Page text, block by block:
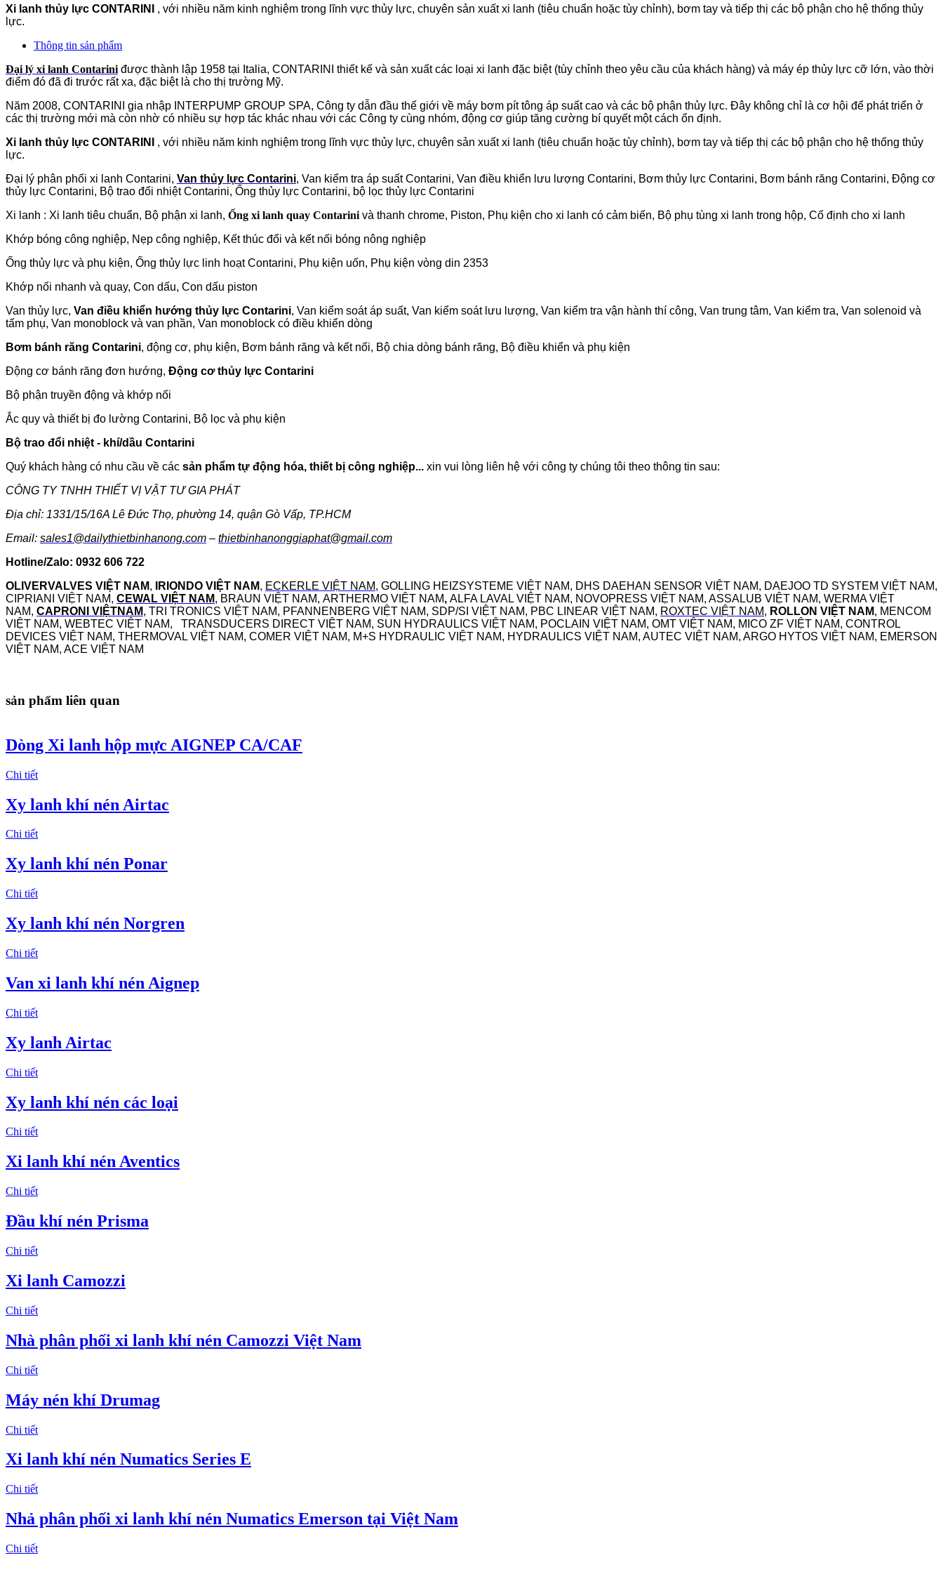
Xi lanh thủy lực CONTARINI
, với nhiều năm kinh nghiệm trong lĩnh vực thủy lực, chuyên sản xuất xi lanh (tiêu chuẩn hoặc tùy chỉnh), bơm tay và tiếp thị các bộ phận cho hệ thống thủy
lực.
Thông tin sản phẩm
Đại lý xi lanh Contarini được thành lập 1958 tại Italia, CONTARINI thiết kế và sản xuất các loại xi lanh đặc biệt (tùy chỉnh theo yêu cầu của khách hàng) và máy ép thủy lực cỡ lớn, vào thời
điểm đó đã đi trước rất xa, đặc biệt là cho thị trường Mỹ.
Năm 2008, CONTARINI gia nhập INTERPUMP GROUP SPA, Công ty dẫn đầu thế giới về máy bơm pít tông áp suất cao và các bộ phận thủy lực. Đây không chỉ là cơ hội để phát triển ở
các thị trường mới mà còn nhờ có nhiều sự hợp tác khác nhau với các Công ty cùng nhóm, động cơ giúp tăng cường bí quyết một cách ổn định.
Xi lanh thủy lực CONTARINI
, với nhiều năm kinh nghiệm trong lĩnh vực thủy lực, chuyên sản xuất xi lanh (tiêu chuẩn hoặc tùy chỉnh), bơm tay và tiếp thị các bộ phận cho hệ thống thủy
lực.
Đại lý phân phối xi lanh Contarini, Van thủy lực Contarini, Van kiểm tra áp suất Contarini, Van điều khiển lưu lượng Contarini, Bơm thủy lực Contarini, Bơm bánh răng Contarini, Động cơ
thủy lực Contarini, Bộ trao đổi nhiệt Contarini, Ống thủy lực Contarini, bộ lọc thủy lực Contarini
Xi lanh : Xi lanh tiêu chuẩn, Bộ phận xi lanh, Ống xi lanh quay Contarini và thanh chrome, Piston, Phụ kiện cho xi lanh có cảm biến, Bộ phụ tùng xi lanh trong hộp, Cố định cho xi lanh
Khớp bóng công nghiệp, Nẹp công nghiệp, Kết thúc đổi và kết nối bóng nông nghiệp
Ống thủy lực và phụ kiện, Ống thủy lực linh hoạt Contarini, Phụ kiện uốn, Phụ kiện vòng din 2353
Khớp nối nhanh và quay, Con dấu, Con dấu piston
Van thủy lực, Van điều khiển hướng thủy lực Contarini, Van kiểm soát áp suất, Van kiểm soát lưu lượng, Van kiểm tra vận hành thí công, Van trung tâm, Van kiểm tra, Van solenoid và
tấm phụ, Van monoblock và van phần, Van monoblock có điều khiển dòng
Bơm bánh răng Contarini, động cơ, phụ kiện, Bơm bánh răng và kết nối, Bộ chia dòng bánh răng, Bộ điều khiển và phụ kiện
Động cơ bánh răng đơn hướng, Động cơ thủy lực Contarini
Bộ phận truyền động và khớp nối
Ắc quy và thiết bị đo lường Contarini, Bộ lọc và phụ kiện
Bộ trao đổi nhiệt - khí/dầu Contarini
Quý khách hàng có nhu cầu về các sản phẩm tự động hóa, thiết bị công nghiệp... xin vui lòng liên hệ với công ty chúng tôi theo thông tin sau:
CÔNG TY TNHH THIẾT VỊ VẬT TƯ GIA PHÁT
Địa chỉ: 1331/15/16A Lê Đức Thọ, phường 14, quận Gò Vấp, TP.HCM
Email: sales1@dailythietbinhanong.com – thietbinhanonggiaphat@gmail.com
Hotline/Zalo: 0932 606 722
OLIVERVALVES VIỆT NAM, IRIONDO VIỆT NAM, ECKERLE VIỆT NAM, GOLLING HEIZSYSTEME VIỆT NAM, DHS DAEHAN SENSOR VIỆT NAM, DAEJOO TD SYSTEM VIỆT NAM,
CIPRIANI VIỆT NAM, CEWAL VIỆT NAM, BRAUN VIỆT NAM, ARTHERMO VIỆT NAM, ALFA LAVAL VIỆT NAM, NOVOPRESS VIỆT NAM, ASSALUB VIỆT NAM, WERMA VIỆT
NAM, CAPRONI VIỆTNAM, TRI TRONICS VIỆT NAM, PFANNENBERG VIỆT NAM, SDP/SI VIỆT NAM, PBC LINEAR VIỆT NAM, ROXTEC VIỆT NAM, ROLLON VIỆT NAM, MENCOM
VIỆT NAM, WEBTEC VIỆT NAM, TRANSDUCERS DIRECT VIỆT NAM, SUN HYDRAULICS VIỆT NAM, POCLAIN VIỆT NAM, OMT VIỆT NAM, MICO ZF VIỆT NAM, CONTROL
DEVICES VIỆT NAM, THERMOVAL VIỆT NAM, COMER VIỆT NAM, M+S HYDRAULIC VIỆT NAM, HYDRAULICS VIỆT NAM, AUTEC VIỆT NAM, ARGO HYTOS VIỆT NAM, EMERSON
VIỆT NAM, ACE VIỆT NAM
sản phẩm liên quan
Dòng Xi lanh hộp mực AIGNEP CA/CAF
Chi tiết
Xy lanh khí nén Airtac
Chi tiết
Xy lanh khí nén Ponar
Chi tiết
Xy lanh khí nén Norgren
Chi tiết
Van xi lanh khí nén Aignep
Chi tiết
Xy lanh Airtac
Chi tiết
Xy lanh khí nén các loại
Chi tiết
Xi lanh khí nén Aventics
Chi tiết
Đầu khí nén Prisma
Chi tiết
Xi lanh Camozzi
Chi tiết
Nhà phân phối xi lanh khí nén Camozzi Việt Nam
Chi tiết
Máy nén khí Drumag
Chi tiết
Xi lanh khí nén Numatics Series E
Chi tiết
Nhả phân phối xi lanh khí nén Numatics Emerson tại Việt Nam
Chi tiết